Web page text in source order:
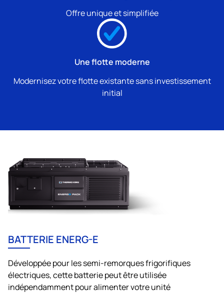
Offre unique et simplifiée
Une flotte moderne
Modernisez votre flotte existante sans investissement
initial
BATTERIE ENERG-E
Développée pour les semi-remorques frigorifiques
électriques, cette batterie peut être utilisée
indépendamment pour alimenter votre unité